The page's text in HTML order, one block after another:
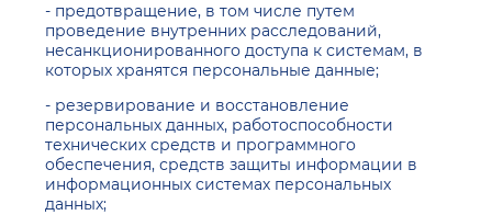
- предотвращение, в том числе путем
проведение внутренних расследований,
несанкционированного доступа к системам, в
которых хранятся персональные данные;
- резервирование и восстановление
персональных данных, работоспособности
технических средств и программного
обеспечения, средств защиты информации в
информационных системах персональных
данных;